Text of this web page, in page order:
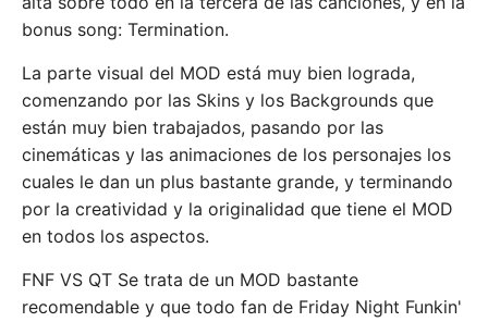
bonus song: Termination.
La parte visual del MOD está muy bien lograda,
comenzando por las Skins y los Backgrounds que
están muy bien trabajados, pasando por las
cinemáticas y las animaciones de los personajes los
cuales le dan un plus bastante grande, y terminando
por la creatividad y la originalidad que tiene el MOD
en todos los aspectos.
FNF VS QT Se trata de un MOD bastante
recomendable y que todo fan de Friday Night Funkin'